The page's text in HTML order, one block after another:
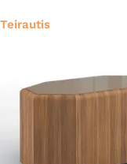
Teirautis